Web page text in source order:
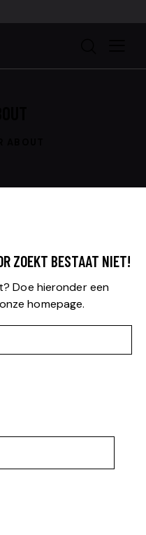
ZOEKT BESTAAT NIET!
Doe hieronder een
onze homepage.